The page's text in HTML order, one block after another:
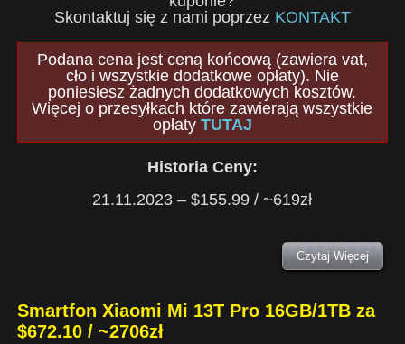
Skontaktuj się z nami poprzez KONTAKT
Podana cena jest ceną końcową (zawiera vat,
cło i wszystkie dodatkowe opłaty). Nie
poniesiesz żadnych dodatkowych kosztów.
Więcej o przesyłkach które zawierają wszystkie
opłaty TUTAJ
Historia Ceny:
21.11.2023 – $155.99 / ~619zł
Czytaj Więcej
Smartfon Xiaomi Mi 13T Pro 16GB/1TB za
$672.10 / ~2706zł